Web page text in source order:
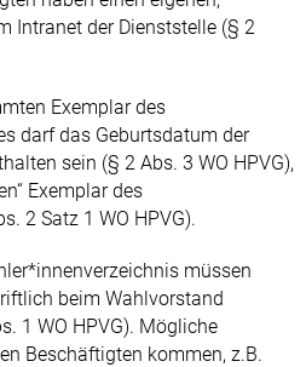
Intranet der Dienststelle (§ 2
Exemplar des
darf das Geburtsdatum der
sein (§ 2 Abs. 3 WO HPVG),
Exemplar des
2 Satz 1 WO HPVG).
müssen
beim Wahlvorstand
1 WO HPVG). Mögliche
Beschäftigten kommen, z.B.